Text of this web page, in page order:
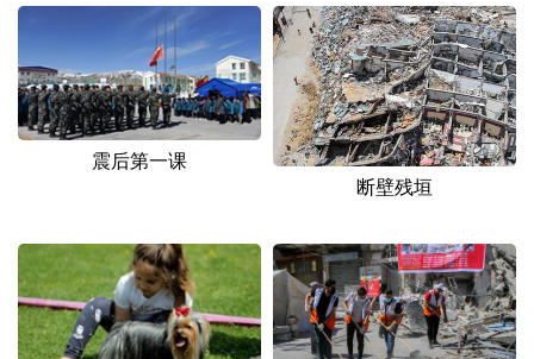
震后第一课
断壁残垣